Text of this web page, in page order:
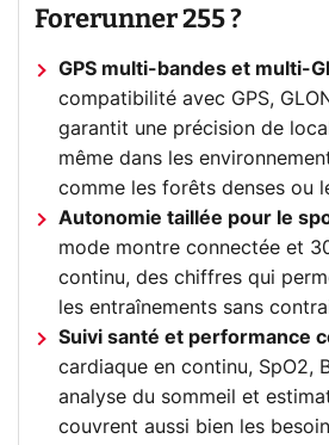
Forerunner 255 ?
GPS multi-bandes et multi-
compatibilité avec GPS,
garantit une précision de
même dans les
comme les forêts denses ou
Autonomie taillée pour le
mode montre connectée et
continu, des chiffres qui
les entraînements sans
Suivi santé et performance
cardiaque en continu, SpO2,
analyse du sommeil et
couvrent aussi bien les